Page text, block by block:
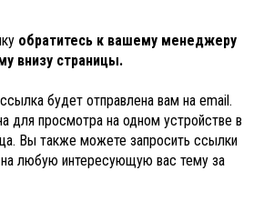
обратитесь к вашему менеджеру
внизу страницы.
будет отправлена вам на email.
для просмотра на одном устройстве в
Вы также можете запросить ссылки
на любую интересующую вас тему за